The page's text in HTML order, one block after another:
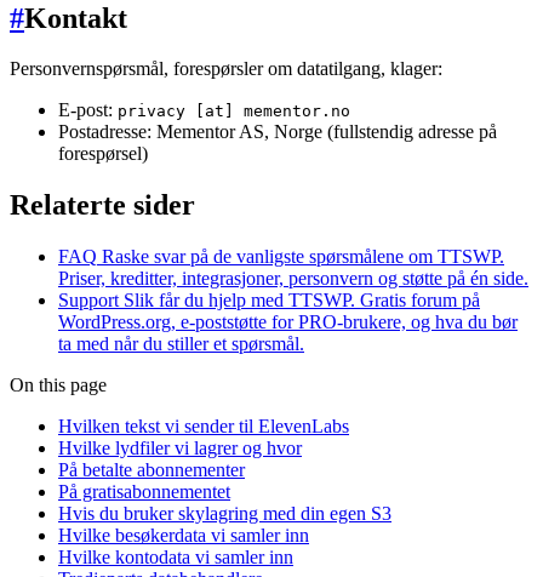
#Kontakt
Personvernspørsmål, forespørsler om datatilgang, klager:
E-post: privacy [at] mementor.no
Postadresse: Mementor AS, Norge (fullstendig adresse på
forespørsel)
Relaterte sider
FAQ Raske svar på de vanligste spørsmålene om TTSWP.
Priser, kreditter, integrasjoner, personvern og støtte på én side.
Support Slik får du hjelp med TTSWP. Gratis forum på
WordPress.org, e-poststøtte for PRO-brukere, og hva du bør
ta med når du stiller et spørsmål.
On this page
Hvilken tekst vi sender til ElevenLabs
Hvilke lydfiler vi lagrer og hvor
På betalte abonnementer
På gratisabonnementet
Hvis du bruker skylagring med din egen S3
Hvilke besøkerdata vi samler inn
Hvilke kontodata vi samler inn